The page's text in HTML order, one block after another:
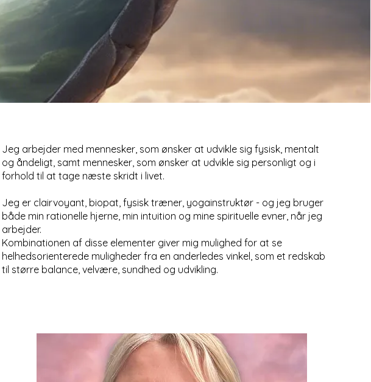
Jeg arbejder med mennesker, som ønsker at udvikle sig fysisk, mentalt
og åndeligt, samt mennesker, som ønsker at udvikle sig personligt og i
forhold til at tage næste skridt i livet.
Jeg er clairvoyant, biopat, fysisk træner, yogainstruktør - og jeg bruger
både min rationelle hjerne, min intuition og mine spirituelle evner, når jeg
arbejder.
Kombinationen af disse elementer giver mig mulighed for at se
helhedsorienterede muligheder fra en anderledes vinkel, som et redskab
til større balance, velvære, sundhed og udvikling.